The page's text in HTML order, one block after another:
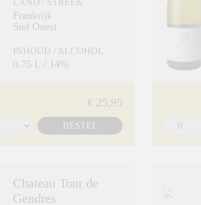
LAND / STREEK
Frankrijk
Sud Ouest
INHOUD / ALCOHOL
0.75 L / 14%
€ 25,95
BESTEL
Chateau Tour de
Gendres